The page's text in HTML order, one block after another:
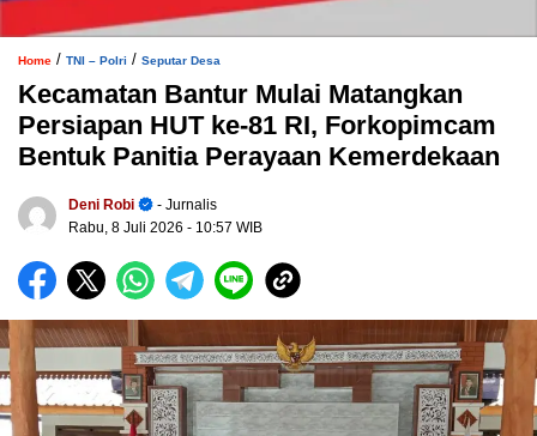
Home / TNI – Polri / Seputar Desa
Kecamatan Bantur Mulai Matangkan
Persiapan HUT ke-81 RI, Forkopimcam
Bentuk Panitia Perayaan Kemerdekaan
Deni Robi
- Jurnalis
Rabu, 8 Juli 2026 - 10:57 WIB